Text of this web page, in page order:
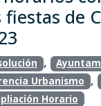
fiestas de
,
Urbanismo ,
Horario